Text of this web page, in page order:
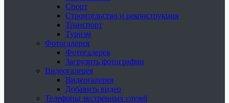
Спорт
Строительство и реконструкция
Транспорт
Туризм
Фотогалерея
Фотогалерея
Загрузить фотографии
Видеогалерея
Видеогалерея
Добавить видео
Телефоны экстренных служб